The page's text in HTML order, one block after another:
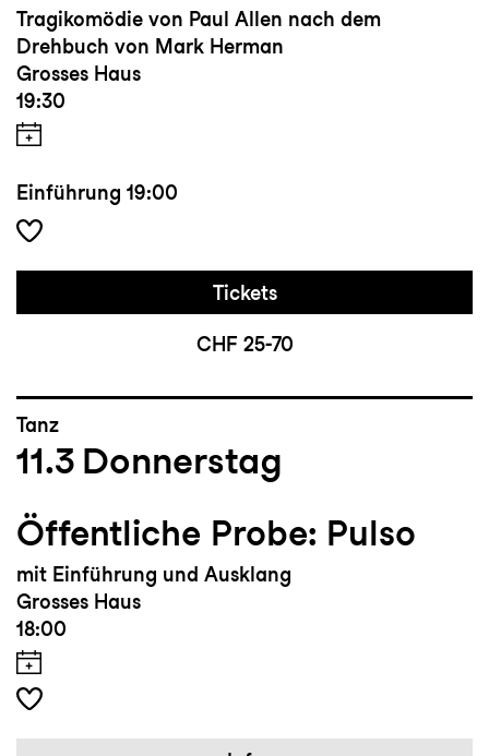
Tragikomödie von Paul Allen nach dem
Drehbuch von Mark Herman
Grosses Haus
19:30
Einführung 19:00
Tickets
CHF 25-70
Tanz
11.3 Donnerstag
Öffentliche Probe: Pulso
mit Einführung und Ausklang
Grosses Haus
18:00